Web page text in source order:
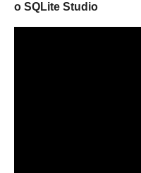
o SQLite Studio